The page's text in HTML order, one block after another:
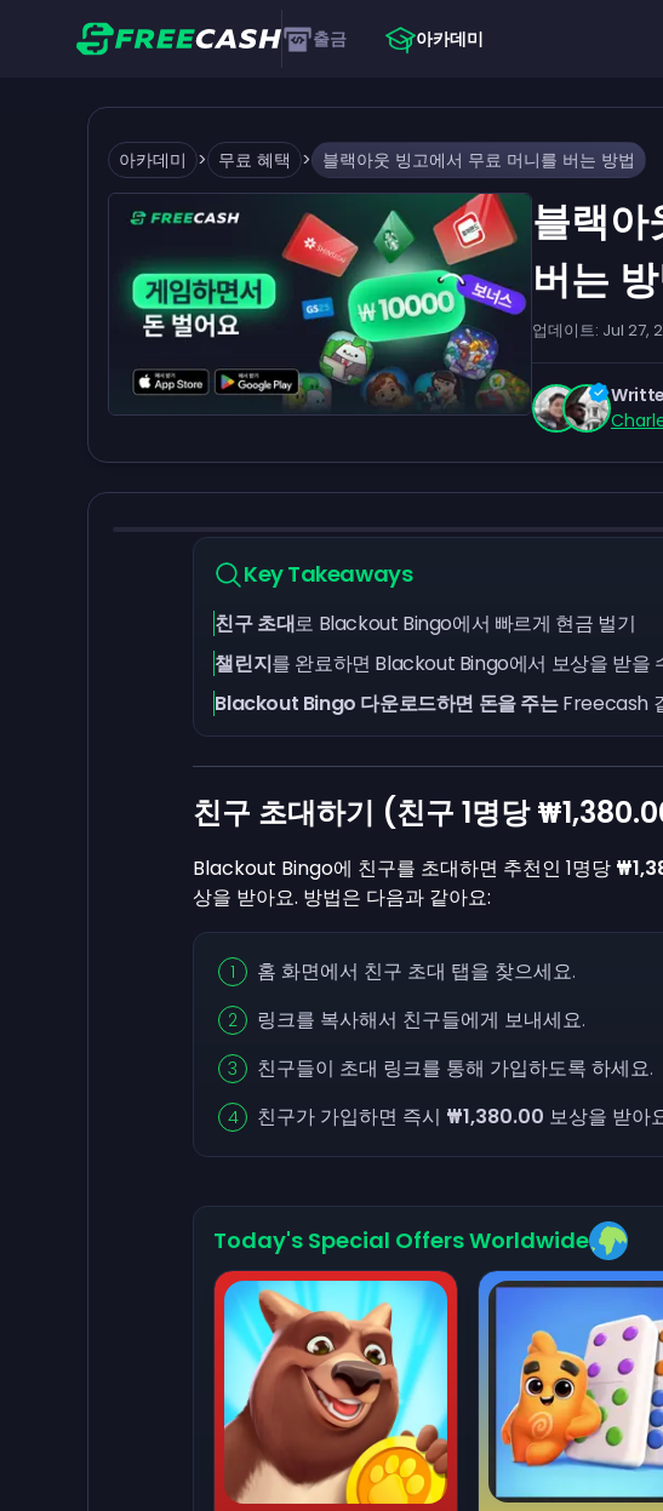
출금 아카데미
아카데미 > 무료 혜택 > 블랙아웃 빙고에서 무료 머니를 버는 방법
블랙아
버는
업데이트: Jul 27,
Key Takeaways
친구 초대로 Blackout Bingo에서 빠르게 현금 벌기
챌린지를 완료하면 Blackout Bingo에서 보상을 받을
Blackout Bingo 다운로드하면 돈을 주는Freecash
친구 초대하기 (친구 1명당
Blackout Bingo에 친구를 초대하면 추천인 1명당
상을 받아요. 방법은 다음과 같아요:
홈 화면에서 친구 초대 탭을 찾으세요.
링크를 복사해서 친구들에게 보내세요.
친구들이 초대 링크를 통해 가입하도록 하세요.
친구가 가입하면 즉시 ₩1,380.00 보상을 받아
Today's Special Offers Worldwide